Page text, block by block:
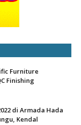
Furniture
Finishing
di Armada Hada
Kendal